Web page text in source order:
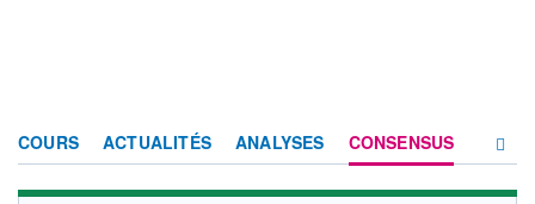
COURS ACTUALITÉS ANALYSES CONSENSUS